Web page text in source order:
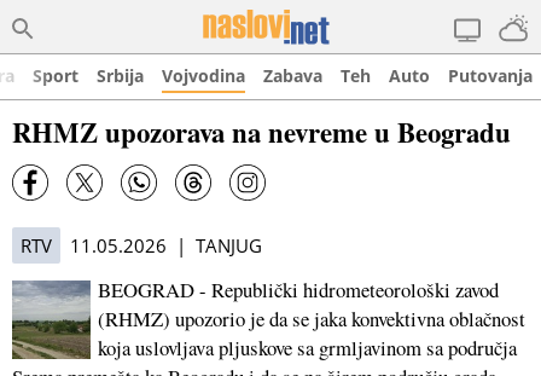
Sport Srbija Vojvodina Zabava Teh Auto Putovanja
RHMZ upozorava na nevreme u Beogradu
RTV 11.05.2026 | TANJUG
BEOGRAD - Republički hidrometeorološki zavod
(RHMZ) upozorio je da se jaka konvektivna oblačnost
koja uslovljava pljuskove sa grmljavinom sa područja